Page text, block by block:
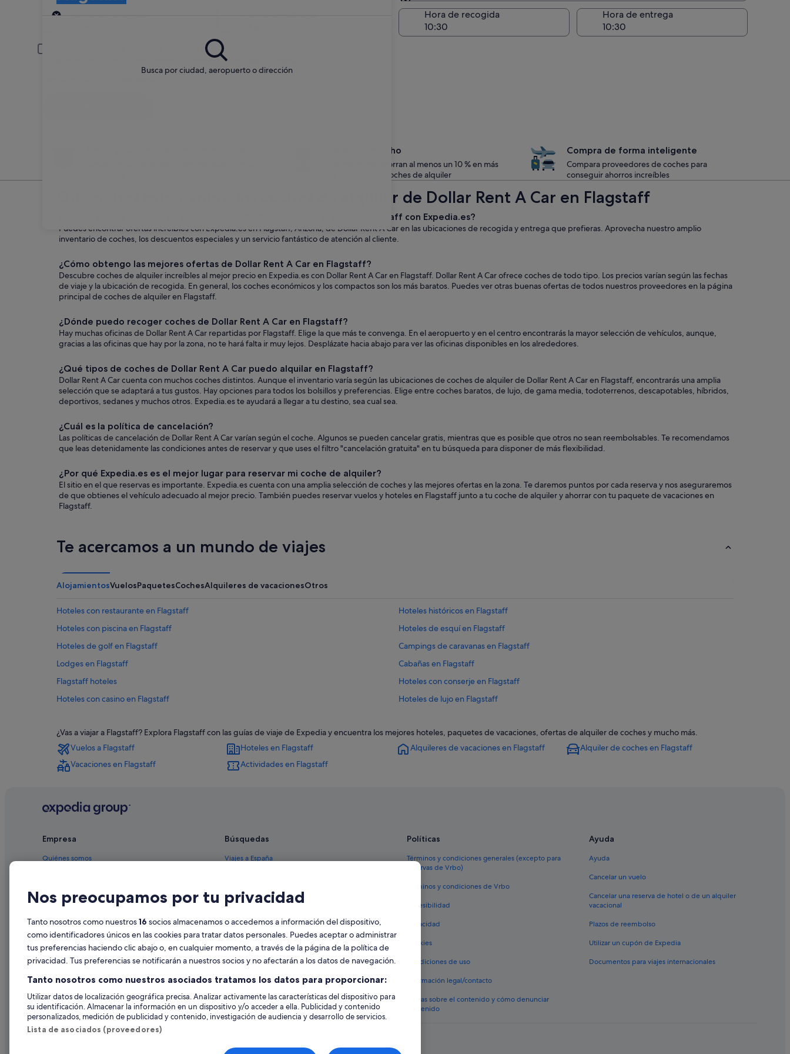
Busca por ciudad, aeropuerto o dirección
Recogida
Entrega en el lugar de recogida
Hora de recogida Hora de entrega
Conductor menor de 30 años o mayor de 70
Es posible que los conductores jóvenes o los mayores deban pagar un recargo.
Date un capricho
Los miembros ahorran al menos un 10 % en más
de un millón de coches de alquiler
Compra de forma inteligente
Compara proveedores de coches para
conseguir ahorros increíbles
Qué debes saber sobre los coches de alquiler de Dollar Rent A Car en Flagstaff
¿Cuáles son las ventajas de alquilar un coche de Dollar Rent A Car en Flagstaff con Expedia.es?
Puedes encontrar ofertas increíbles con Expedia.es en Flagstaff, Arizona, de Dollar Rent A Car en las ubicaciones de recogida y entrega que prefieras. Aprovecha nuestro amplio
inventario de coches, los descuentos especiales y un servicio fantástico de atención al cliente.
¿Cómo obtengo las mejores ofertas de Dollar Rent A Car en Flagstaff?
Descubre coches de alquiler increíbles al mejor precio en Expedia.es con Dollar Rent A Car en Flagstaff. Dollar Rent A Car ofrece coches de todo tipo. Los precios varían según las fechas
de viaje y la ubicación de recogida. En general, los coches económicos y los compactos son los más baratos. Puedes ver otras buenas ofertas de todos nuestros proveedores en la página
principal de coches de alquiler en Flagstaff.
¿Dónde puedo recoger coches de Dollar Rent A Car en Flagstaff?
Hay muchas oficinas de Dollar Rent A Car repartidas por Flagstaff. Elige la que más te convenga. En el aeropuerto y en el centro encontrarás la mayor selección de vehículos, aunque,
gracias a las oficinas que hay por la zona, no te hará falta ir muy lejos. Desplázate hacia abajo para ver las oficinas disponibles en los alrededores.
¿Qué tipos de coches de Dollar Rent A Car puedo alquilar en Flagstaff?
Dollar Rent A Car cuenta con muchos coches distintos. Aunque el inventario varía según las ubicaciones de coches de alquiler de Dollar Rent A Car en Flagstaff, encontrarás una amplia
selección que se adaptará a tus gustos. Hay opciones para todos los bolsillos y preferencias. Elige entre coches baratos, de lujo, de gama media, todoterrenos, descapotables, híbridos,
deportivos, sedanes y muchos otros. Expedia.es te ayudará a llegar a tu destino, sea cual sea.
¿Cuál es la política de cancelación?
Las políticas de cancelación de Dollar Rent A Car varían según el coche. Algunos se pueden cancelar gratis, mientras que es posible que otros no sean reembolsables. Te recomendamos
que leas detenidamente las condiciones antes de reservar y que uses el filtro "cancelación gratuita" en tu búsqueda para disponer de más flexibilidad.
¿Por qué Expedia.es es el mejor lugar para reservar mi coche de alquiler?
El sitio en el que reservas es importante. Expedia.es cuenta con una amplia selección de coches y las mejores ofertas en la zona. Te daremos puntos por cada reserva y nos aseguraremos
de que obtienes el vehículo adecuado al mejor precio. También puedes reservar vuelos y hoteles en Flagstaff junto a tu coche de alquiler y ahorrar con tu paquete de vacaciones en
Flagstaff.
Te acercamos a un mundo de viajes
AlojamientosVuelosPaquetesCochesAlquileres de vacacionesOtros
Hoteles con restaurante en Flagstaff
Hoteles históricos en Flagstaff
Hoteles con piscina en Flagstaff
Hoteles de esquí en Flagstaff
Hoteles de golf en Flagstaff
Campings de caravanas en Flagstaff
Lodges en Flagstaff
Cabañas en Flagstaff
Flagstaff hoteles
Hoteles con conserje en Flagstaff
Hoteles con casino en Flagstaff
Hoteles de lujo en Flagstaff
Hoteles de 4 estrellas en Flagstaff
Hoteles baratos en Flagstaff
Hoteles para ir de compras en Flagstaff
Hoteles para familias en Flagstaff
Hoteles LGTBQIA en Flagstaff
Hoteles de aventura en Flagstaff
Hoteles con todo incluido en Flagstaff
Hoteles en la playa en Flagstaff
¿Vas a viajar a Flagstaff? Explora Flagstaff con las guías de viaje de Expedia y encuentra los mejores hoteles, paquetes de vacaciones, ofertas de alquiler de coches y mucho más.
Vuelos a Flagstaff
Hoteles en Flagstaff Alquileres de vacaciones en Flagstaff
Alquiler de coches en Flagstaff
Vacaciones en Flagstaff
Actividades en Flagstaff
Empresa
Quiénes somos
Anuncia tu alojamiento
Prensa
Búsquedas
Viajes a España
Alquileres vacacionales España
Vuelos baratos en España
Alquiler de coches en España
Políticas
Términos y condiciones generales (excepto para
reservas de Vrbo)
Términos y condiciones de Vrbo
Accesibilidad
Privacidad
Cookies
Condiciones de uso
Información legal/contacto
Pautas sobre el contenido y cómo denunciar
contenido
Ayuda
Ayuda
Cancelar un vuelo
Cancelar una reserva de hotel o de un alquiler
vacacional
Plazos de reembolso
Utilizar un cupón de Expedia
Documentos para viajes internacionales
Nos preocupamos por tu privacidad
Tanto nosotros como nuestros16 socios almacenamos o accedemos a información del dispositivo,
como identificadores únicos en las cookies para tratar datos personales. Puedes aceptar o administrar
tus preferencias haciendo clic abajo o, en cualquier momento, a través de la página de la política de
privacidad. Tus preferencias se notificarán a nuestros socios y no afectarán a los datos de navegación.
Tanto nosotros como nuestros asociados tratamos los datos para proporcionar:
Utilizar datos de localización geográfica precisa. Analizar activamente las características del dispositivo para
su identificación. Almacenar la información en un dispositivo y/o acceder a ella. Publicidad y contenido
personalizados, medición de publicidad y contenido, investigación de audiencia y desarrollo de servicios.
Lista de asociados (proveedores)